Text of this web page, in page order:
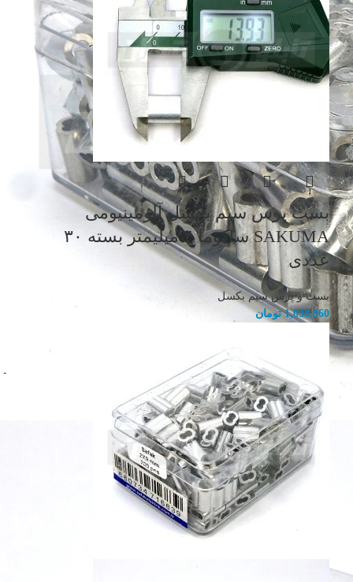
بست پرس سیم بکسل آلومینیومی
SAKUMA ساکوما ۴ میلیمتر بسته ۳۰
عددی
بست و پرس سیم بکسل
1,038,960 تومان